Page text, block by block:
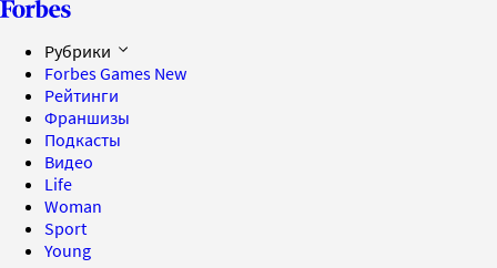
Рубрики
Forbes Games New
Рейтинги
Франшизы
Подкасты
Видео
Life
Woman
Sport
Young